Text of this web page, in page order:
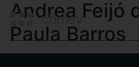
Andrea Feijó
Paula Barros